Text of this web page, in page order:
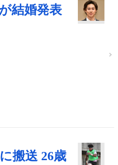
結婚発表
搬送 26歳